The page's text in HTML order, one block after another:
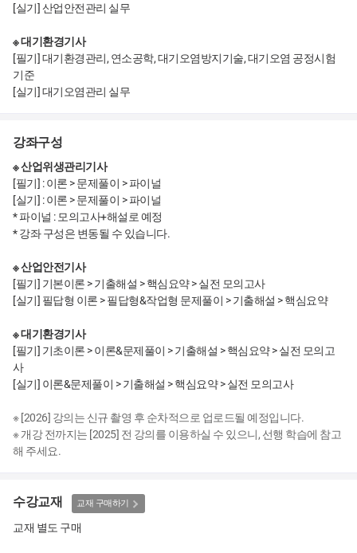
[실기] 산업안전관리 실무
※ 대기환경기사
[필기] 대기환경관리, 연소공학, 대기오염방지기술, 대기오염 공정시험
기준
[실기] 대기오염관리 실무
강좌구성
※ 산업위생관리기사
[필기] : 이론 > 문제풀이 > 파이널
[실기] : 이론 > 문제풀이 > 파이널
* 파이널 : 모의고사+해설로 예정
* 강좌 구성은 변동될 수 있습니다.
※ 산업안전기사
[필기] 기본이론 > 기출해설 > 핵심요약 > 실전 모의고사
[실기] 필답형 이론 > 필답형&작업형 문제풀이 > 기출해설 > 핵심요약
※ 대기환경기사
[필기] 기초이론 > 이론&문제풀이 > 기출해설 > 핵심요약 > 실전 모의고
사
[실기] 이론&문제풀이 > 기출해설 > 핵심요약 > 실전 모의고사
※ [2026] 강의는 신규 촬영 후 순차적으로 업로드될 예정입니다.
※ 개강 전까지는 [2025] 전 강의를 이용하실 수 있으니, 선행 학습에 참고
해 주세요.
수강교재 교재 구매하기
교재 별도 구매